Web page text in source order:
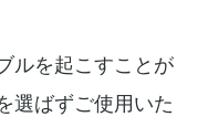
ルを起こすことが
選ばずご使用いた